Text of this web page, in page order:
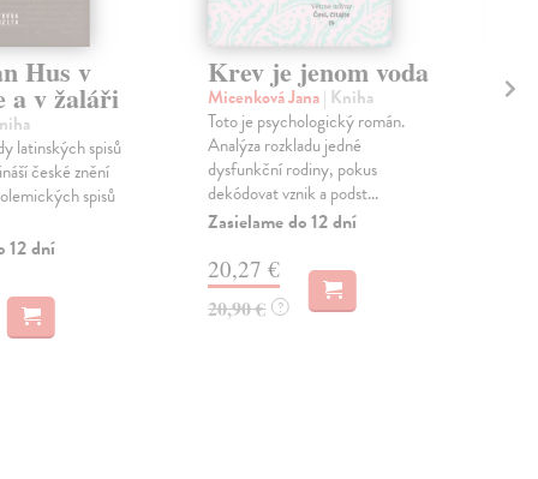
Hus v
a v žaláři
latinských spisů
české znění
spisů
12 dní
Krev je jenom voda
Micenková Jana| Kniha
Toto je psychologický román.
Analýza rozkladu jedné
dysfunkční rodiny, pokus
dekódovat vznik a podst...
Zasielame do 12 dní
20,27 €
20,90 € ?